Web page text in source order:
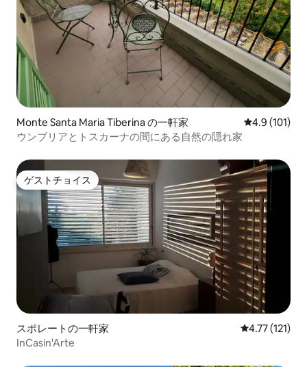
Monte Santa Maria Tiberina の一軒家 レビュー101
4.9 (101)
ウンブリアとトスカーナの間にある自然の隠れ家
ゲストチョイス
ゲストチョイス
スポレートの一軒家 レビュー121
4.77 (121)
InCasin'Arte